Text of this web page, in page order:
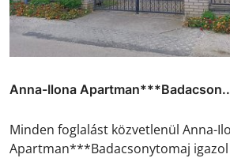
Anna-Ilona
Minden foglalást közvetlenül Anna-
Apartman***Badacsonytomaj igazol